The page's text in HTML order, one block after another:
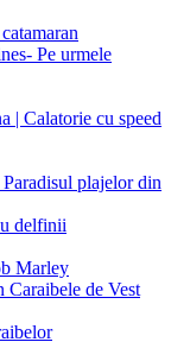
Pe urmele
| Calatorie cu speed
plajelor din
delfinii
Marley
Caraibele de Vest